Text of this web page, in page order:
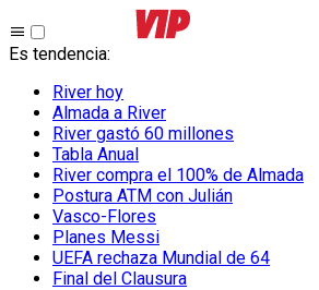
Es tendencia:
River hoy
Almada a River
River gastó 60 millones
Tabla Anual
River compra el 100% de Almada
Postura ATM con Julián
Vasco-Flores
Planes Messi
UEFA rechaza Mundial de 64
Final del Clausura